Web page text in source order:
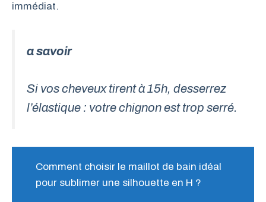
immédiat.
a savoir
Si vos cheveux tirent à 15h, desserrez
l’élastique : votre chignon est trop serré.
Comment choisir le maillot de bain idéal
pour sublimer une silhouette en H ?